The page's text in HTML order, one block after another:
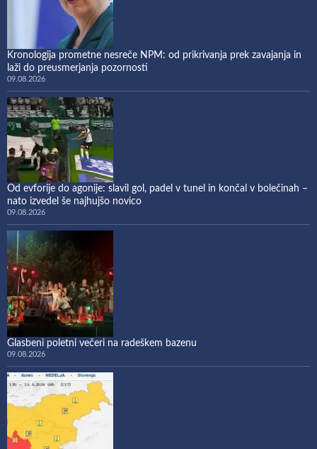
Kronologija prometne nesreče NPM: od prikrivanja prek zavajanja in
laži do preusmerjanja pozornosti
09.08.2026
Od evforije do agonije: slavil gol, padel v tunel in končal v bolečinah –
nato izvedel še najhujšo novico
09.08.2026
Glasbeni poletni večeri na radeškem bazenu
09.08.2026